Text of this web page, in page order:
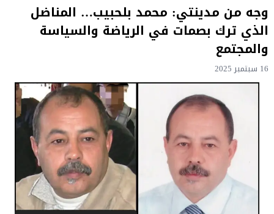
وجه من مدينتي: محمد بلحبيب… المناضل
الذي ترك بصمات في الرياضة والسياسة
والمجتمع
16 سبتمبر 2025